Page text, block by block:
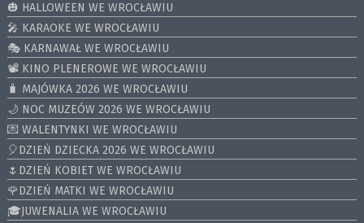
🎃 HALLOWEEN WE WROCŁAWIU
🎤 KARAOKE WE WROCŁAWIU
🎭 KARNAWAŁ WE WROCŁAWIU
📽️ KINO PLENEROWE WE WROCŁAWIU
🧳 MAJÓWKA 2026 WE WROCŁAWIU
🌙 NOC MUZEÓW 2026 WE WROCŁAWIU
💌 WALENTYNKI WE WROCŁAWIU
🎈DZIEŃ DZIECKA 2026 WE WROCŁAWIU
🌷DZIEŃ KOBIET WE WROCŁAWIU
🌹DZIEŃ MATKI WE WROCŁAWIU
🎓JUWENALIA WE WROCŁAWIU